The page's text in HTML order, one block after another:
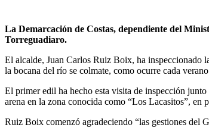
La Demarcación de Costas, dependiente del
Torreguadiaro.
El alcalde, Juan Carlos Ruiz Boix, ha inspeccionado
la bocana del río se colmate, como ocurre cada
El primer edil ha hecho esta visita de inspección
arena en la zona conocida como “Los Lacasitos”, en
Ruiz Boix comenzó agradeciendo “las gestiones del